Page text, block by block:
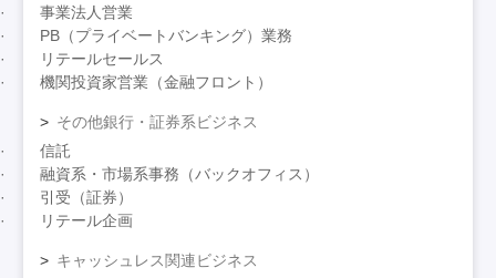
事業法人営業
PB（プライベートバンキング）業務
リテールセールス
機関投資家営業（金融フロント）
その他銀行・証券系ビジネス
信託
融資系・市場系事務（バックオフィス）
引受（証券）
リテール企画
キャッシュレス関連ビジネス